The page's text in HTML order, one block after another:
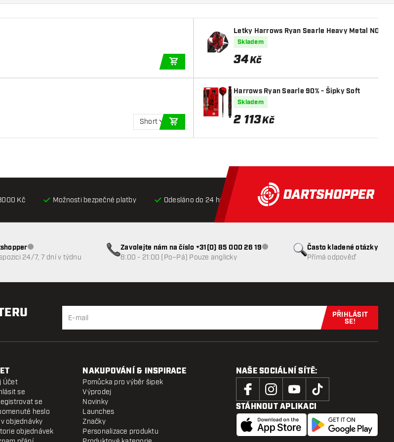
Short
Letky Harrows Ryan Searle Heavy Metal NO6
Skladem
34Kč
Harrows Ryan Searle 90% - Šipky Soft
Skladem
2 113Kč
Kč Možnosti bezpečné platby Odesláno do 24 hodin Doprava zdarma od 3000 Kč
Často kladené otázky
Přímá odpověď
Zákaznický servis nedostupný
24/7, 7 dní v týdnu
Zavolejte nám na číslo +31(0) 85 000 26 19Zákaznický servis nedostupný
8:00 - 21:00 (Po–Pá) Pouze anglicky
Přihlaste se
PŘIHLÁSIT
SE!
Účet
se
se
heslo
objednávky
objednávek
NAKUPOVÁNÍ & INSPIRACE
Pomůcka pro výběr šipek
Výprodej
Novinky
Launches
Značky
Personalizace produktu
NAŠE SOCIÁLNÍ SÍTĚ:
STÁHNOUT APLIKACI